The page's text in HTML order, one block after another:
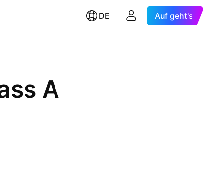
DE Auf geht's
A